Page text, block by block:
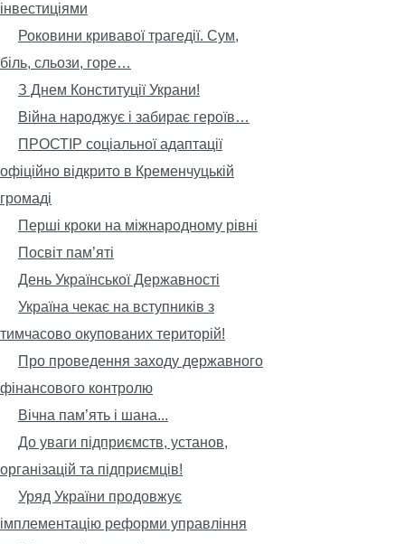
інвестиціями
Роковини кривавої трагедії. Сум,
біль, сльози, горе…
З Днем Конституції Украни!
Війна народжує і забирає героїв…
ПРОСТІР соціальної адаптації
офіційно відкрито в Кременчуцькій
громаді
Перші кроки на міжнародному рівні
Посвіт пам’яті
День Української Державності
Україна чекає на вступників з
тимчасово окупованих територій!
Про проведення заходу державного
фінансового контролю
Вічна пам’ять і шана...
До уваги підприємств, установ,
організацій та підприємців!
Уряд України продовжує
імплементацію реформи управління